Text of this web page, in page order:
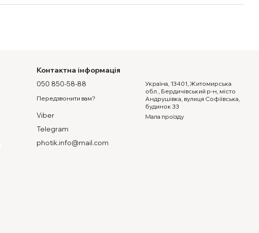
Контактна інформація
050 850-58-88
Передзвонити вам?
Viber
Telegram
photik.info@mail.com
Україна, 13401, Житомирська
обл., Бердичівський р-н, місто
Андрушівка, вулиця Софіївська,
будинок 33
Мапа проїзду